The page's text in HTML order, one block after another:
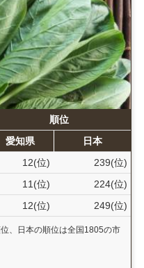
順位
愛知県
日本
12(位)
239(位)
11(位)
224(位)
12(位) 249(位)
、日本の順位は全国1805の市